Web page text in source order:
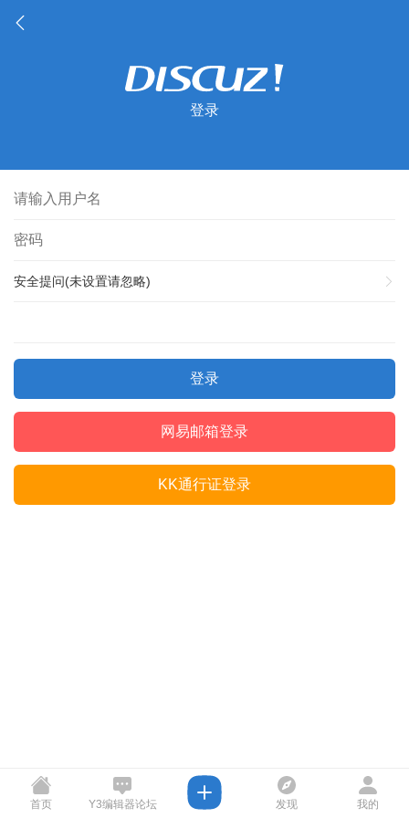
登录
安全提问(未设置请忽略)
登录
网易邮箱登录
KK通行证登录
首页 Y3编辑器论坛 发现 我的